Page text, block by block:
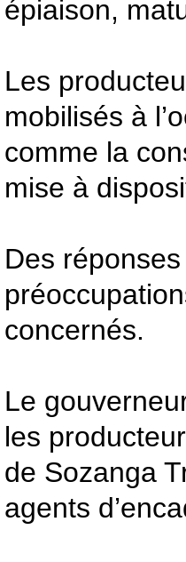
épiaison,
Les
mobilisés à
comme la
mise à
Des
concernés.
Le
les
de Sozanga
agents